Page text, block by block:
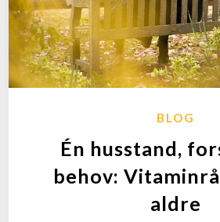
BLOG
Én husstand,
behov:
aldre